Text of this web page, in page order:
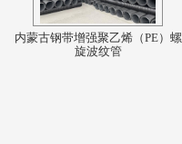
内蒙古钢带增强聚乙烯（PE）螺
旋波纹管